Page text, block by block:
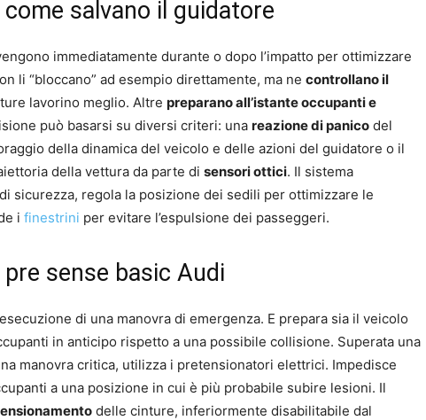
salvano il guidatore
immediatamente durante o dopo l’impatto per ottimizzare
li “bloccano” ad esempio direttamente, ma ne controllano il
lavorino meglio. Altre preparano all’istante occupanti e
può basarsi su diversi criteri: una reazione di panico del
della dinamica del veicolo e delle azioni del guidatore o il
della vettura da parte di sensori ottici. Il sistema
sicurezza, regola la posizione dei sedili per ottimizzare le
i finestrini per evitare l’espulsione dei passeggeri.
sense basic Audi
di una manovra di emergenza. E prepara sia il veicolo
in anticipo rispetto a una possibile collisione. Superata una
manovra critica, utilizza i pretensionatori elettrici. Impedisce
a una posizione in cui è più probabile subire lesioni. Il
delle cinture, inferiormente disabilitabile dal